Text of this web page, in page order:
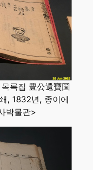
록집 豊公遺寶圖
, 1832년, 종이에
박물관>